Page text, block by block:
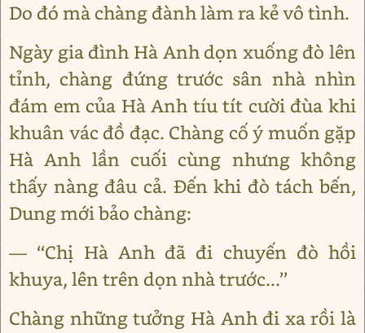
Do đó mà chàng đành làm ra kẻ vô tình.
Ngày gia đình Hà Anh dọn xuống đò lên
tỉnh, chàng đứng trước sân nhà nhìn
đám em của Hà Anh tíu tít cười đùa khi
khuân vác đồ đạc. Chàng cố ý muốn gặp
Hà Anh lần cuối cùng nhưng không
thấy nàng đâu cả. Đến khi đò tách bến,
Dung mới bảo chàng:
— ‘‘Chị Hà Anh đã đi chuyến đò hồi
khuya, lên trên dọn nhà trước...’’
Chàng những tưởng Hà Anh đi xa rồi là